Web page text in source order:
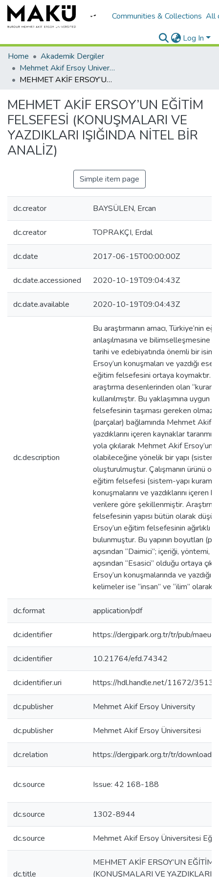
Communities & Collections All
Log In
Home
Akademik Dergiler
Mehmet Akif Ersoy University Journal of Education Faculty
MEHMET AKİF ERSOY’UN EĞİTİM FELSEFESİ (KONUŞMALARI VE YAZDIKLARI IŞIĞINDA NİTEL BİR ANALİZ)
MEHMET AKİF ERSOY’UN EĞİTİM
FELSEFESİ (KONUŞMALARI VE
YAZDIKLARI IŞIĞINDA NİTEL BİR
ANALİZ)
Simple item page
dc.creator BAYSÜLEN, Ercan
dc.creator TOPRAKÇI, Erdal
dc.date 2017-06-15T00:00:00Z
dc.date.accessioned 2020-10-19T09:04:43Z
dc.date.available 2020-10-19T09:04:43Z
dc.description
Bu araştırmanın amacı, Türkiye’nin
anlaşılmasına ve bilimselleşmesine
tarihi ve edebiyatında önemli bir
Ersoy’un konuşmaları ve yazdığı
eğitim felsefesini ortaya koymaktır.
araştırma desenlerinden olan “kuram
kullanılmıştır. Bu yaklaşımına uygun
felsefesinin taşıması gereken
(parçalar) bağlamında Mehmet Akif
yazdıklarını içeren kaynaklar
yola çıkılarak Mehmet Akif
olabileceğine yönelik bir yapı
oluşturulmuştur. Çalışmanın ürünü
eğitim felsefesi (sistem-yapı
konuşmalarını ve yazdıklarını içeren
verilere göre şekillenmiştir.
felsefesinin yapısı bütün olarak
Ersoy’un eğitim felsefesinin ağırlıklı
bulunmuştur. Bu yapının boyutları
açısından “Daimici”; içeriği, yöntemi,
açısından “Esasici” olduğu ortaya
Ersoy’un konuşmalarında ve yazdığı
kelimeler ise “insan” ve “ilim” olarak
dc.format application/pdf
dc.identifier https://dergipark.org.tr/tr/pub/
dc.identifier 10.21764/efd.74342
dc.identifier.uri https://hdl.handle.net/11672/3513
dc.publisher Mehmet Akif Ersoy University
dc.publisher Mehmet Akif Ersoy Üniversitesi
dc.relation https://dergipark.org.tr/tr/
dc.source Issue: 42 168-188
dc.source 1302-8944
dc.source Mehmet Akif Ersoy Üniversitesi
dc.title
MEHMET AKİF ERSOY’UN EĞİTİM
(KONUŞMALARI VE YAZDIKLARI